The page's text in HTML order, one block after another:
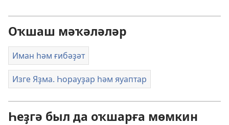
Оҡшаш мәҡәләләр
Иман һәм ғибәҙәт
Изге Яҙма. Һорауҙар һәм яуаптар
Һеҙгә был да оҡшарға мөмкин